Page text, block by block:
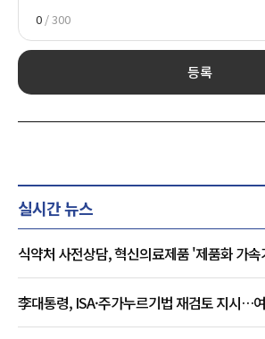
0 / 300
등록
실시간 뉴스
식약처 사전상담, 혁신의료제품 '제품화 가
李대통령, ISA·주가누르기법 재검토 지시…